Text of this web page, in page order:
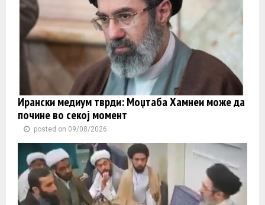
Ирански медиум тврди: Моџтаба Хамнеи може да
почине во секој момент
posted on 09/08/2026